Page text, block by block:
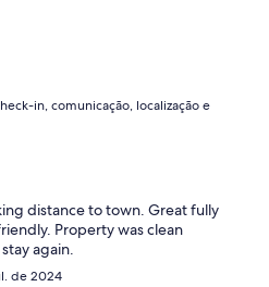
in, comunicação, localização e
distance to town. Great fully
Property was clean
again.
de 2024